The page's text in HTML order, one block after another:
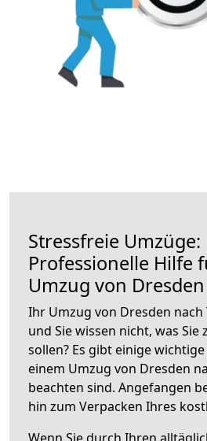
Stressfreie Umzüge:
Professionelle Hilfe
Umzug von
Ihr Umzug von Dresden nach
und Sie wissen nicht, was Sie
sollen? Es gibt einige
einem Umzug von Dresden
beachten sind. Angefangen
hin zum Verpacken Ihres